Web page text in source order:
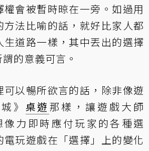
會被暫時晾在一旁。如過用
方法比喻的話，就好比家人都
生道路一樣，其中丟出的選擇
的意義可言。
可以暢所欲言的話，除非像遊
》 桌遊 那樣，讓遊戲大師
像力即時應付玩家的各種選
玩遊戲在「選擇」上的變化